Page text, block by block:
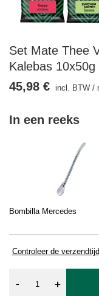
Set Mate Thee
Kalebas 10x50g
In een reeks
Bombilla Mercedes
Controleer de
45,98 € incl. BTW /
- +